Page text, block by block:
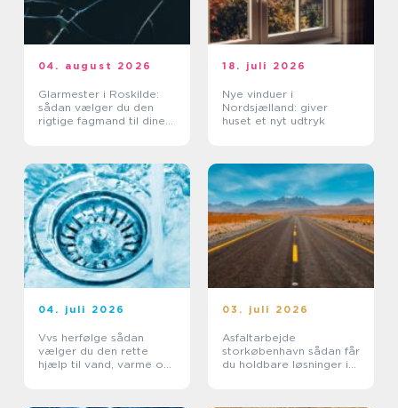
04. august 2026
Glarmester i Roskilde:
sådan vælger du den
rigtige fagmand til dine
18. juli 2026
Nye vinduer i
Nordsjælland: giver
huset et nyt udtryk
04. juli 2026
Vvs herfølge sådan
vælger du den rette
hjælp til vand, varme og
03. juli 2026
Asfaltarbejde
storkøbenhavn sådan får
du holdbare løsninger i